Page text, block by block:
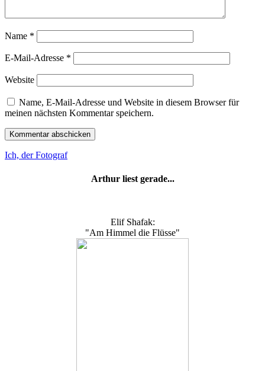
Name *
E-Mail-Adresse *
Website
Name, E-Mail-Adresse und Website in diesem Browser für
meinen nächsten Kommentar speichern.
Ich, der Fotograf
Arthur liest gerade...
Elif Shafak:
"Am Himmel die Flüsse"